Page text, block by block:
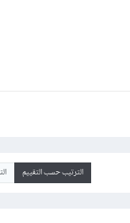
الترتيب حسب التقييم